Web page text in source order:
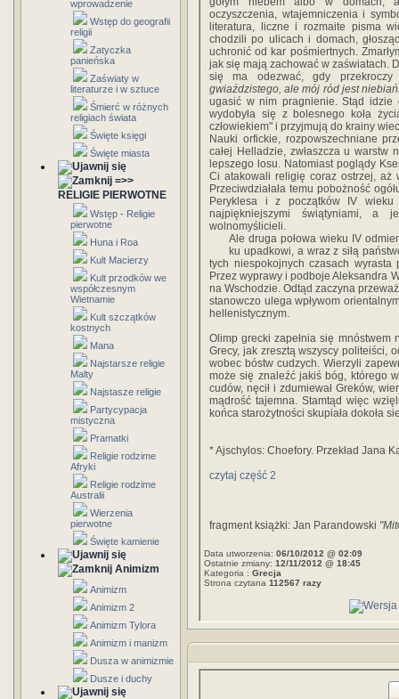
wprowadzenie
Wstęp do geografii
religii
Zatyczka
panieńska
Zaświaty w
literaturze i w sztuce
Śmierć w różnych
religiach świata
Święte księgi
Święte miasta
=>>
RELIGIE PIERWOTNE
Wstęp - Religie
pierwotne
Huna i Roa
Kult Macierzy
Kult przodków we
współczesnym
Wietnamie
Kult szczątków
kostnych
Mana
Najstarsze religie
Malty
Najstasze religie
Partycypacja
mistyczna
Pramatki
Religie rodzime
Afryki
Religie rodzime
Australii
Wierzenia
pierwotne
Święte kamienie
Animizm
Animizm
Animizm 2
Animizm Tylora
Animizm i manizm
Dusza w animizmie
Dusze i duchy
oczyszczenia, wtajemniczenia i
literatura, liczne i rozmaite pisma
chodzili po ulicach i domach,
uchronić od kar pośmiertnych.
jak się mają zachować w zaświatach.
się ma odezwać, gdy
gwiaździstego, ale mój ród jest
ugasić w nim pragnienie. Stąd idzie
wydobyła się z bolesnego koła
człowiekiem" i przyjmują do krainy
Nauki orfickie, rozpowszechniane
całej Helladzie, zwłaszcza u warstw
lepszego losu. Natomiast poglądy
Ci atakowali religię coraz ostrzej, aż
Przeciwdziałała temu pobożność
Peryklesa i z początków IV wieku
najpiękniejszymi świątyniami, a
wolnomyślicieli.
Ale druga połowa wieku IV
ku upadkowi, a wraz z siłą
tych niespokojnych czasach
Przez wyprawy i podboje Aleksandra
na Wschodzie. Odtąd zaczyna
stanowczo ulega wpływom
hellenistycznym.
Olimp grecki zapełnia się mnóstwem
Grecy, jak zresztą wszyscy politeiści,
wobec bóstw cudzych. Wierzyli
może się znaleźć jakiś bóg, którego
cudów, nęcił i zdumiewał Greków,
mądrość tajemna. Stamtąd więc
końca starożytności skupiała dokoła
* Ajschylos: Choefory. Przekład Jana
czytaj część 2
fragment książki: Jan Parandowski
Data utworzenia: 06/10/2012 @ 02:09
Ostatnie zmiany: 12/11/2012 @ 18:45
Kategoria : Grecja
Strona czytana 112567 razy